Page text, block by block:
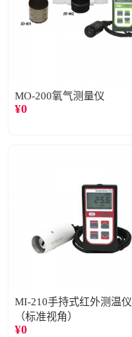
MO-200氧气测量仪
¥0
MI-210手持式红外测温仪
（标准视角）
¥0